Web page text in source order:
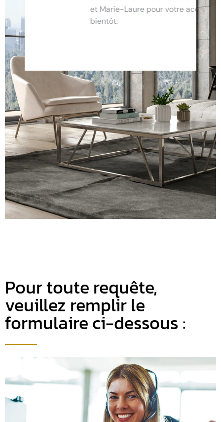
et Marie-Laure pour votre accueil. A
Pour toute requête,
veuillez remplir le
formulaire ci-dessous :